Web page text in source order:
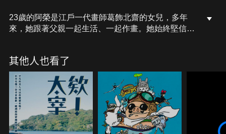
23歲的阿榮是江戶一代畫師葛飾北齋的女兒，多年
來，她跟著父親一起生活、一起作畫。她始終堅信
畫技，建立起深刻的情誼；面對天生失明的小妹阿
猶，阿榮也傾盡全力，渴望讓看不見的阿猶也能感知
世界的美好。然而，看起來總是天不怕地不怕，勇往
直前的她，卻也仍有迷惘的時候，當她意識到自己的
人生閱歷不足，將成為自己在作畫之路上的侷限時，
她該如何突破困境？
其他人也看了